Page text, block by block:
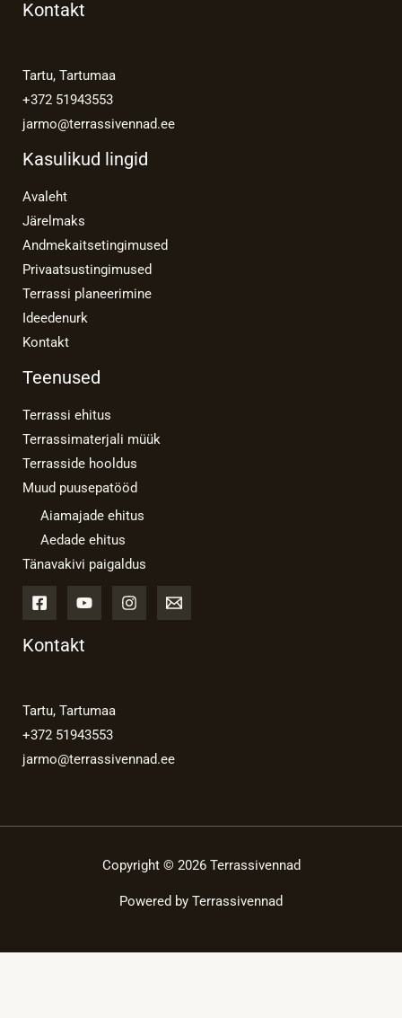
Kontakt
Tartu, Tartumaa
+372 51943553
jarmo@terrassivennad.ee
Kasulikud lingid
Avaleht
Järelmaks
Andmekaitsetingimused
Privaatsustingimused
Terrassi planeerimine
Ideedenurk
Kontakt
Teenused
Terrassi ehitus
Terrassimaterjali müük
Terrasside hooldus
Muud puusepatööd
Aiamajade ehitus
Aedade ehitus
Tänavakivi paigaldus
Kontakt
Tartu, Tartumaa
+372 51943553
jarmo@terrassivennad.ee
Copyright © 2026 Terrassivennad
Powered by Terrassivennad